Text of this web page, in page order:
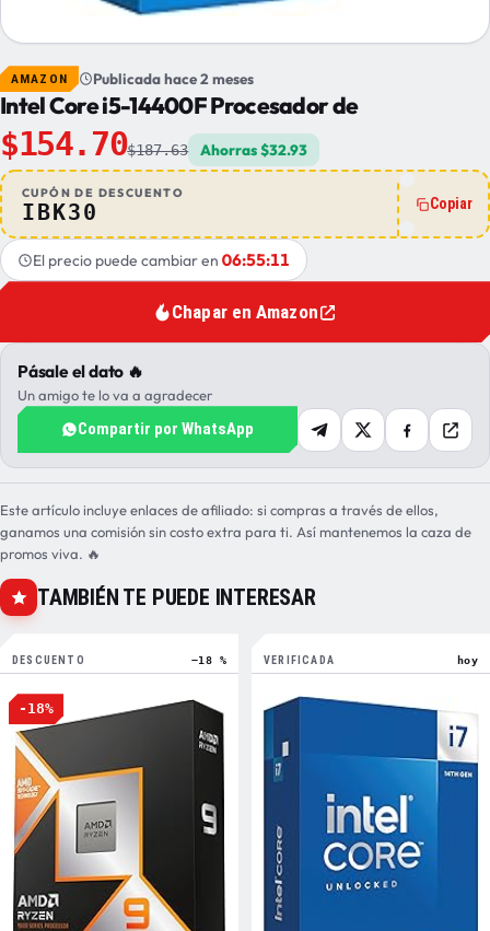
AMAZON Publicada hace 2 meses
Intel Core i5-14400F Procesador de
$154.70$187.63 Ahorras $32.93
CUPÓN DE DESCUENTO
IBK30 Copiar
El precio puede cambiar en 06:55:10
Chapar en Amazon
Pásale el dato 🔥
Un amigo te lo va a agradecer
Compartir por WhatsApp
Este artículo incluye enlaces de afiliado: si compras a través de ellos,
ganamos una comisión sin costo extra para ti. Así mantenemos la caza de
promos viva. 🔥
TAMBIÉN TE PUEDE INTERESAR
DESCUENTO −18 %
-18%
VERIFICADA hoy